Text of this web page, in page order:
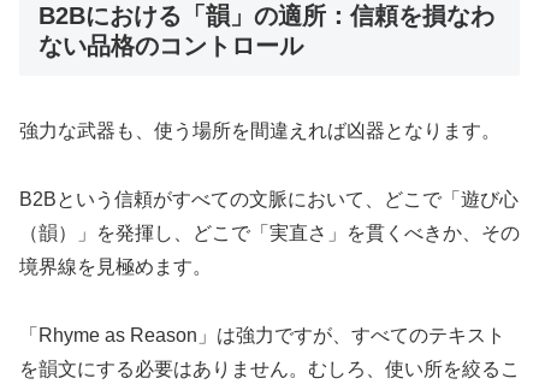
B2Bにおける「韻」の適所：信頼を損なわ
ない品格のコントロール
強力な武器も、使う場所を間違えれば凶器となります。
B2Bという信頼がすべての文脈において、どこで「遊び心
（韻）」を発揮し、どこで「実直さ」を貫くべきか、その
境界線を見極めます。
「Rhyme as Reason」は強力ですが、すべてのテキスト
を韻文にする必要はありません。むしろ、使い所を絞るこ